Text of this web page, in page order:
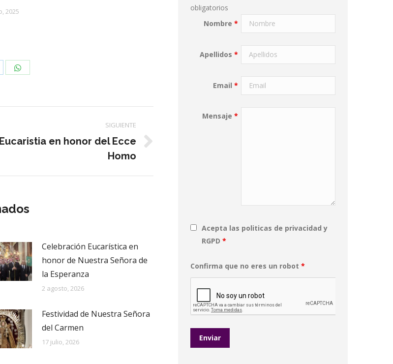
2025
Compartir
SIGUIENTE
Eucaristia en honor del Ecce
Homo
Celebración Eucarística en
honor de Nuestra Señora de
la Esperanza
2 agosto, 2026
Festividad de Nuestra Señora
del Carmen
17 julio, 2026
obligatorios
Nombre*
Apellidos*
Email*
Mensaje*
Acepta las politicas de privacidad y
RGPD *
Confirma que no eres un robot *